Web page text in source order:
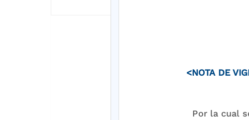
<NOTA DE
Por la cual